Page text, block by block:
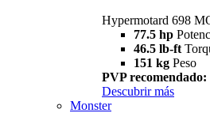
Hypermotard 698
77.5 hp
46.5 lb-ft
151 kg Peso
PVP recomendado:
Descubrir más
Monster